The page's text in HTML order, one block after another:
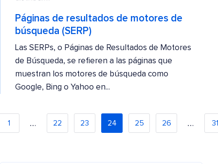
Páginas de resultados de motores de
búsqueda (SERP)
Las SERPs, o Páginas de Resultados de Motores
de Búsqueda, se refieren a las páginas que
muestran los motores de búsqueda como
Google, Bing o Yahoo en...
1 … 22 23 24 25 26 … 31